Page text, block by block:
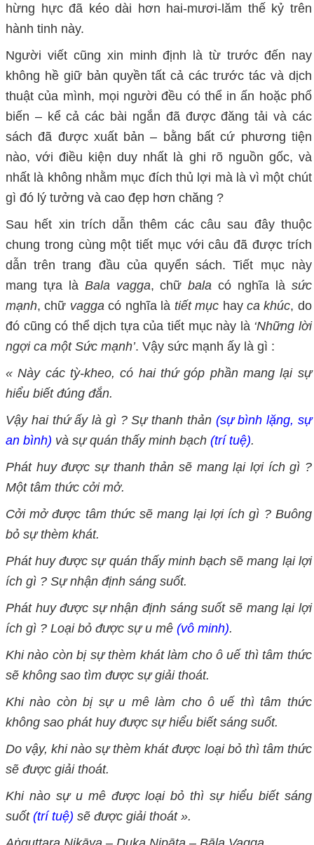
hừng hực đã kéo dài hơn hai-mươi-lăm thế kỷ trên
hành tinh này.
Người viết cũng xin minh định là từ trước đến nay
không hề giữ bản quyền tất cả các trước tác và dịch
thuật của mình, mọi người đều có thể in ấn hoặc phổ
biến – kể cả các bài ngắn đã được đăng tải và các
sách đã được xuất bản – bằng bất cứ phương tiện
nào, với điều kiện duy nhất là ghi rõ nguồn gốc, và
nhất là không nhằm mục đích thủ lợi mà là vì một chút
gì đó lý tưởng và cao đẹp hơn chăng ?
Sau hết xin trích dẫn thêm các câu sau đây thuộc
chung trong cùng một tiết mục với câu đã được trích
dẫn trên trang đầu của quyển sách. Tiết mục này
mang tựa là Bala vagga, chữbala có nghĩa là sức
mạnh, chữ vagga có nghĩa là tiết mục hay ca khúc, do
đó cũng có thể dịch tựa của tiết mục này là ‘Những lời
ngợi ca một Sức mạnh’. Vậy sức mạnh ấy là gì :
« Này các tỳ-kheo, có hai thứ góp phần mang lại sự
hiểu biết đúng đắn.
Vậy hai thứ ấy là gì ? Sự thanh thản (sự bình lặng, sự
an bình) và sự quán thấy minh bạch (trí tuệ).
Phát huy được sự thanh thản sẽ mang lại lợi ích gì ?
Một tâm thức cởi mở.
Cởi mở được tâm thức sẽ mang lại lợi ích gì ? Buông
bỏ sự thèm khát.
Phát huy được sự quán thấy minh bạch sẽ mang lại lợi
ích gì ? Sự nhận định sáng suốt.
Phát huy được sự nhận định sáng suốt sẽ mang lại lợi
ích gì ? Loại bỏ được sự u mê (vô minh).
Khi nào còn bị sự thèm khát làm cho ô uế thì tâm thức
sẽ không sao tìm được sự giải thoát.
Khi nào còn bị sự u mê làm cho ô uế thì tâm thức
không sao phát huy được sự hiểu biết sáng suốt.
Do vậy, khi nào sự thèm khát được loại bỏ thì tâm thức
sẽ được giải thoát.
Khi nào sự u mê được loại bỏ thì sự hiểu biết sáng
suốt (trí tuệ) sẽ được giải thoát ».